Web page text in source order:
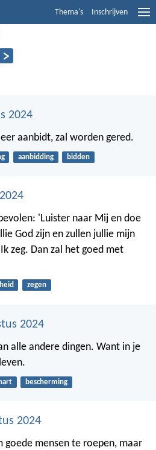
Thema's Inschrijven
2024
aanbidt, zal worden gered.
aanbidding bidden
'Luister naar Mij en doe
God zijn en zullen jullie mijn
zeg. Dan zal het goed met
zegen
2024
alle andere dingen. Want in je
hart bescherming
2024
goede mensen te roepen, maar